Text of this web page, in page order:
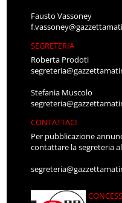
Fausto Vassoney
SEGRETERIA
Roberta Prodoti
Stefania Muscolo
CONTATTACI
Per pubblicazione
contattare la segreteria